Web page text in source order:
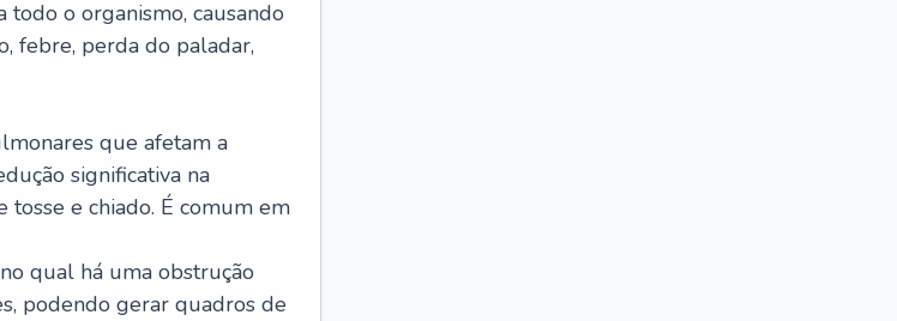
o organismo, causando
febre, perda do paladar,
que afetam a
significativa na
tosse e chiado. É comum em
qual há uma obstrução
podendo gerar quadros de